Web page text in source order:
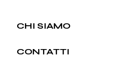
CHI SIAMO
CONTATTI